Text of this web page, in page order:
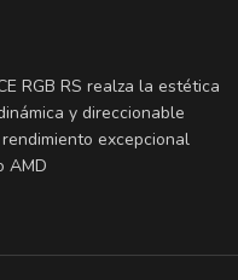
RGB RS realza la estética
y direccionable
excepcional
AMD